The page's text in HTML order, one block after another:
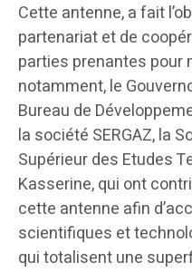
Cette antenne, a fait
partenariat et de
parties prenantes pour
notamment, le
Bureau de
la société SERGAZ, la
Supérieur des Etudes
Kasserine, qui ont
cette antenne afin
scientifiques et
qui totalisent une